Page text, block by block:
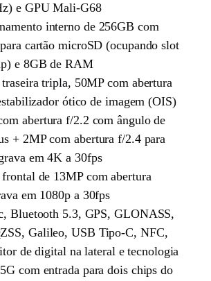
e GPU Mali-G68
interno de 256GB com
cartão microSD (ocupando slot
e 8GB de RAM
traseira tripla, 50MP com abertura
ótico de imagem (OIS)
abertura f/2.2 com ângulo de
+ 2MP com abertura f/2.4 para
em 4K a 30fps
frontal de 13MP com abertura
em 1080p a 30fps
Bluetooth 5.3, GPS, GLONASS,
Galileo, USB Tipo-C, NFC,
de digital na lateral e tecnologia
com entrada para dois chips do